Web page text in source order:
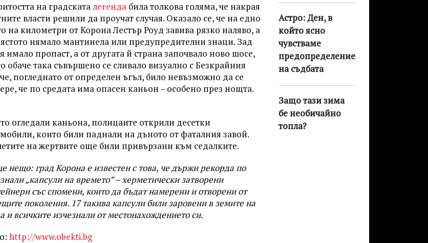
на градскаталегенда била толкова голяма, че накрая
власти решили да проучат случая. Оказало се, че на едно
на километри от Корона Лестър Роуд завива рязко наляво, а
нямало мантинела или предупредителни знаци. Зад
имало пропаст, а от другата й страна започвало ново шосе,
обаче така съвършено се сливало визуално с Безкрайния
погледнато от определен ъгъл, било невъзможно да се
че по средата има опасен каньон – особено през нощта.
огледали каньона, полицаите открили десетки
които били паднали на дъното от фаталния завой.
на жертвите още били привързани към седалките.
нещо: град Корона е известен с това, че държи рекорда по
„капсули на времето” – херметически затворени
със спомени, които да бъдат намерени и отворени от
поколения. 17 такива капсули били заровени в земите на
и всичките изчезнали от местонахождението си.
http://www.obekti.bg
Астро: Ден, в
който ясно
чувстваме
предопределението
на съдбата
Защо тази зима
бе необичайно
топла?